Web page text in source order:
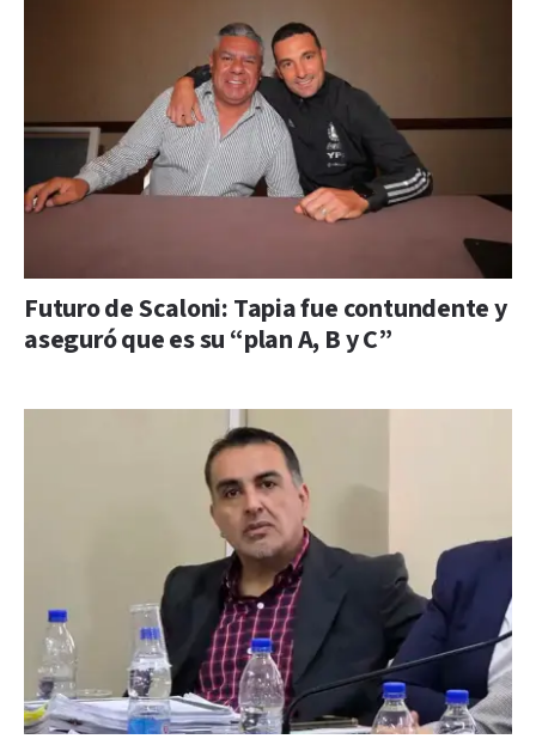
Futuro de Scaloni: Tapia fue contundente y
aseguró que es su “plan A, B y C”